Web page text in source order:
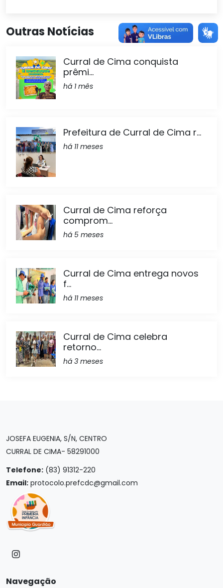
Outras Notícias
Curral de Cima conquista
prêmi...
há 1 mês
Prefeitura de Curral de Cima r...
há 11 meses
Curral de Cima reforça
comprom...
há 5 meses
Curral de Cima entrega novos
f...
há 11 meses
Curral de Cima celebra
retorno...
há 3 meses
JOSEFA EUGENIA, S/N, CENTRO
CURRAL DE CIMA- 58291000
Telefone: (83) 91312-220
Email: protocolo.prefcdc@gmail.com
Navegação